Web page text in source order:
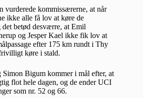
vurderede kommissærerne, at når
ikke alle få lov at køre de
det betød desværre, at Emil
og Jesper Kael ikke fik lov at
efter 175 km rundt i Thy
køre i stald.
Bigum kommer i mål efter, at
flot hele dagen, og de ender UCI
som nr. 52 og 66.